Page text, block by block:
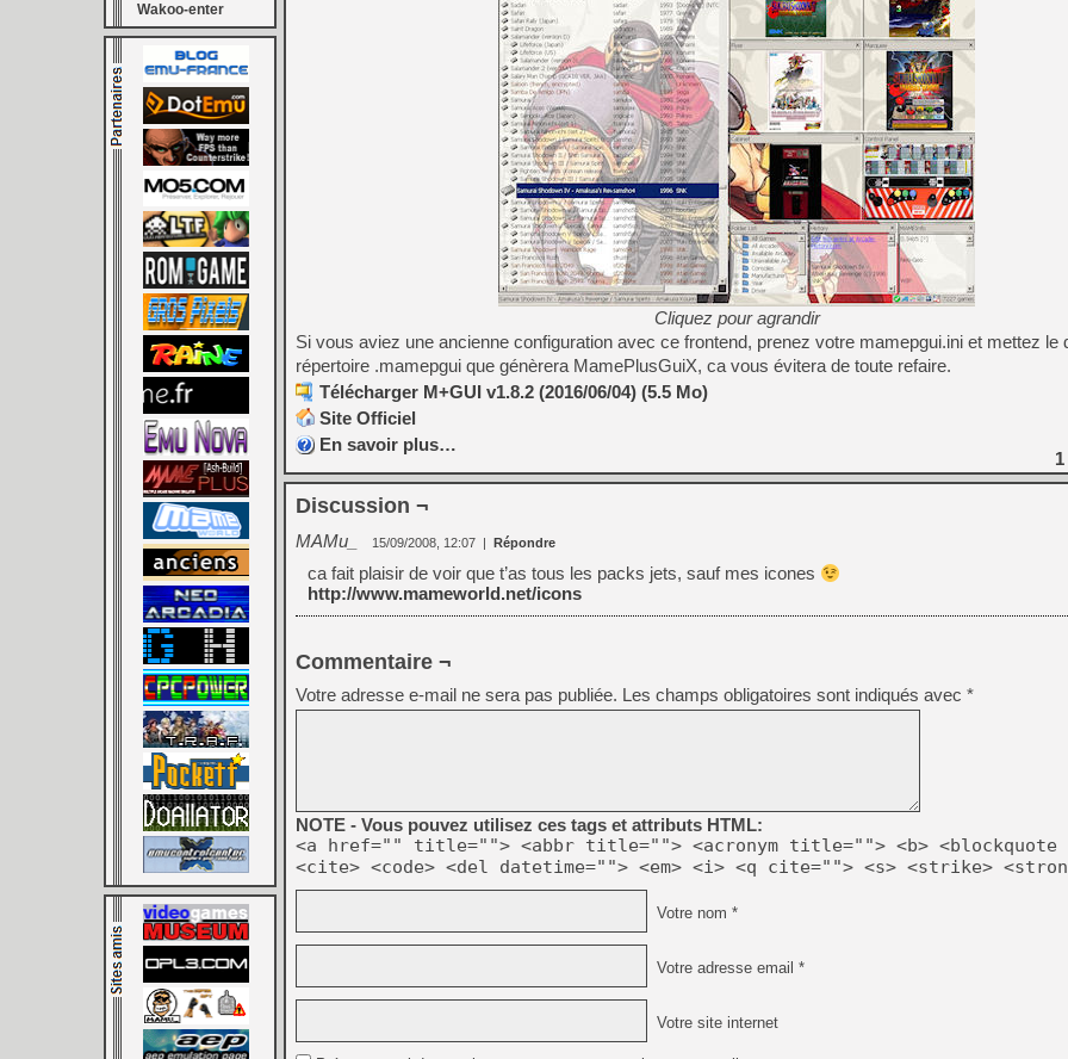
[LS] [PS5] Le WebKit
[GK] Oubliez Crazy Taxi,
[LS] [Switch] NSZ 5.0.0
[GK] No More Room in
[GK] Un chatbot Atelier
[GK] Mémoire cash -
[GK] Nvidia : le prix des
[GK] Suikoden Star Leap :
[Mo5] La mini borne
Wakoo-enter
Cliquez pour agrandir
Si vous aviez une ancienne configuration avec ce frontend, prenez votre mamepgui.ini et mettez le
répertoire .mamepgui que génèrera MamePlusGuiX, ca vous évitera de toute refaire.
Télécharger M+GUI v1.8.2 (2016/06/04) (5.5 Mo)
Site Officiel
En savoir plus…
1
Discussion ¬
MAMu_ 15/09/2008, 12:07 | Répondre
ca fait plaisir de voir que t’as tous les packs jets, sauf mes icones
http://www.mameworld.net/icons
Commentaire ¬
Votre adresse e-mail ne sera pas publiée. Les champs obligatoires sont indiqués avec *
NOTE - Vous pouvez utilisez ces tags et attributs HTML:
<a href="" title=""> <abbr title=""> <acronym title=""> <b> <blockquote
<cite> <code> <del datetime=""> <em> <i> <q cite=""> <s> <strike>
Votre nom *
Votre adresse email *
Votre site internet